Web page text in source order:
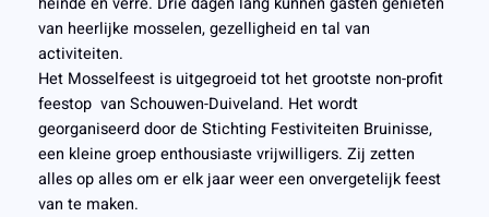
van heerlijke mosselen, gezelligheid en tal van
activiteiten.
Het Mosselfeest is uitgegroeid tot het grootste non-profit
feestop van Schouwen-Duiveland. Het wordt
georganiseerd door de Stichting Festiviteiten Bruinisse,
een kleine groep enthousiaste vrijwilligers. Zij zetten
alles op alles om er elk jaar weer een onvergetelijk feest
van te maken.